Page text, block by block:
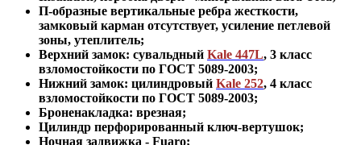
П-образные вертикальные ребра жесткости,
замковый карман отсутствует, усиление петлевой
зоны, утеплитель;
Верхний замок: сувальдный Kale 447L, 3 класс
взломостойкости по ГОСТ 5089-2003;
Нижний замок: цилиндровый Kale 252, 4 класс
взломостойкости по ГОСТ 5089-2003;
Броненакладка: врезная;
Цилиндр перфорированный ключ-вертушок;
Ночная задвижка - Fuaro;